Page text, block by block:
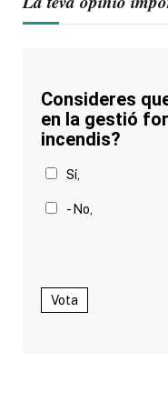
Consideres
en la gestió
incendis?
Sí,
- No,
Vota